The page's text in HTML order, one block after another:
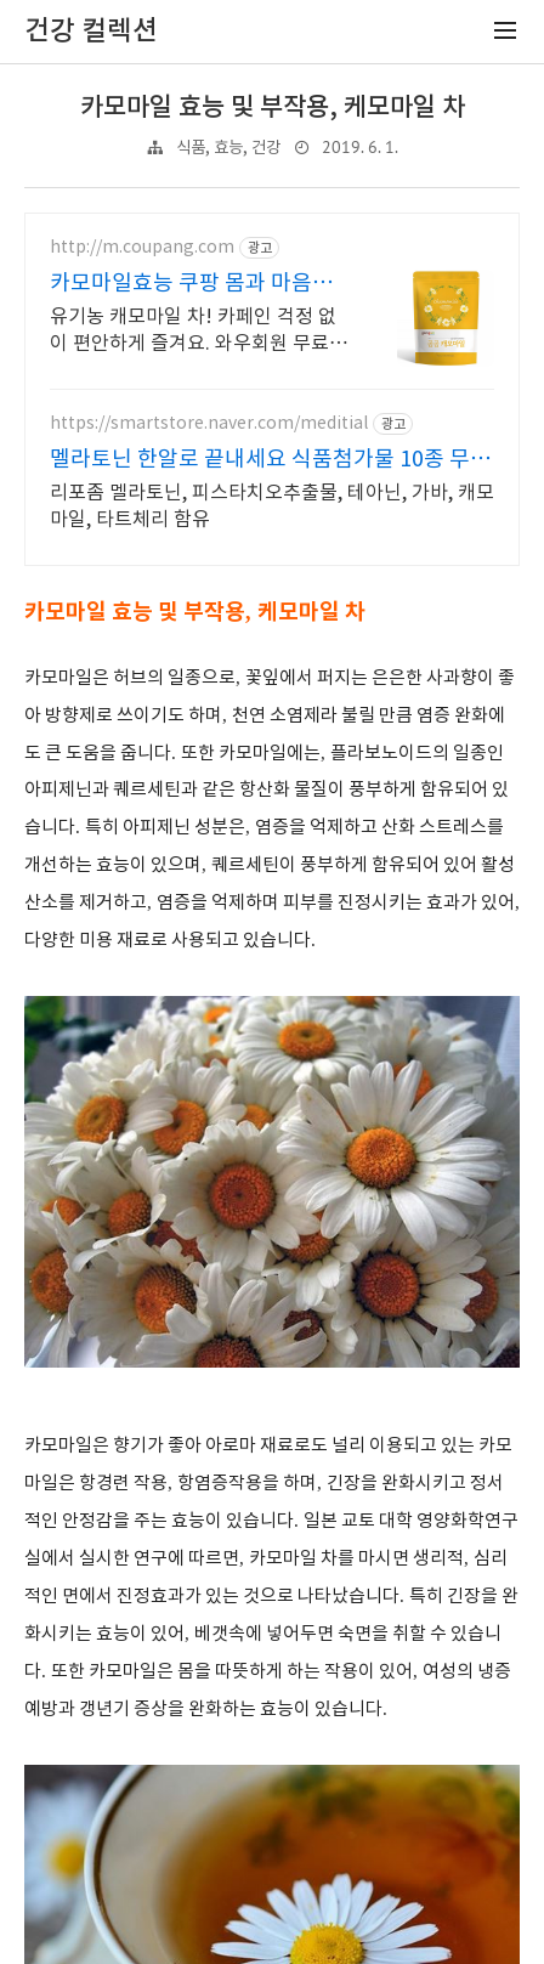
건강 컬렉션
카모마일 효능 및 부작용, 케모마일 차
식품, 효능, 건강 2019. 6. 1.
http://m.coupang.com 광고
카모마일효능 쿠팡 몸과 마음의
안정
유기농 캐모마일 차! 카페인 걱정 없
이 편안하게 즐겨요. 와우회원 무료배
https://smartstore.naver.com/meditial 광고
멜라토닌 한알로 끝내세요 식품첨가물 10종 무첨
가
리포좀 멜라토닌, 피스타치오추출물, 테아닌, 가바, 캐모
마일, 타트체리 함유
카모마일 효능 및 부작용, 케모마일 차
카모마일은 허브의 일종으로, 꽃잎에서 퍼지는 은은한 사과향이 좋
아 방향제로 쓰이기도 하며 , 천연 소염제라 불릴 만큼 염증 완화에
도 큰 도움을 줍니다. 또한 카모마일에는, 플라보노이드의 일종인
아피제닌과 퀘르세틴과 같은 항산화 물질이 풍부하게 함유되어 있
습니다. 특히 아피제닌 성분은, 염증을 억제하고 산화 스트레스를
개선하는 효능이 있으며 , 퀘르세틴이 풍부하게 함유되어 있어 활성
산소를 제거하고, 염증을 억제하며 피부를 진정시키는 효과가 있어 ,
다양한 미용 재료로 사용되고 있습니다.
카모마일은 향기가 좋아 아로마 재료로도 널리 이용되고 있는 카모
마일은 항경련 작용, 항염증작용을 하며 , 긴장을 완화시키고 정서
적인 안정감을 주는 효능이 있습니다. 일본 교토 대학 영양화학연구
실에서 실시한 연구에 따르면, 카모마일 차를 마시면 생리적, 심리
적인 면에서 진정효과가 있는 것으로 나타났습니다. 특히 긴장을 완
화시키는 효능이 있어 , 베갯속에 넣어두면 숙면을 취할 수 있습니
다. 또한 카모마일은 몸을 따뜻하게 하는 작용이 있어 , 여성의 냉증
예방과 갱년기 증상을 완화하는 효능이 있습니다.